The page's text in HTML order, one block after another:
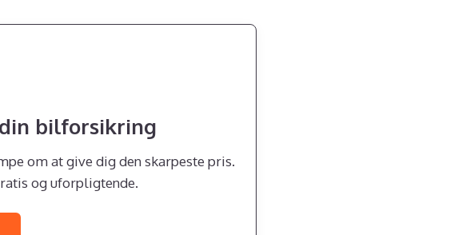
bilforsikring
om at give dig den skarpeste pris.
og uforpligtende.